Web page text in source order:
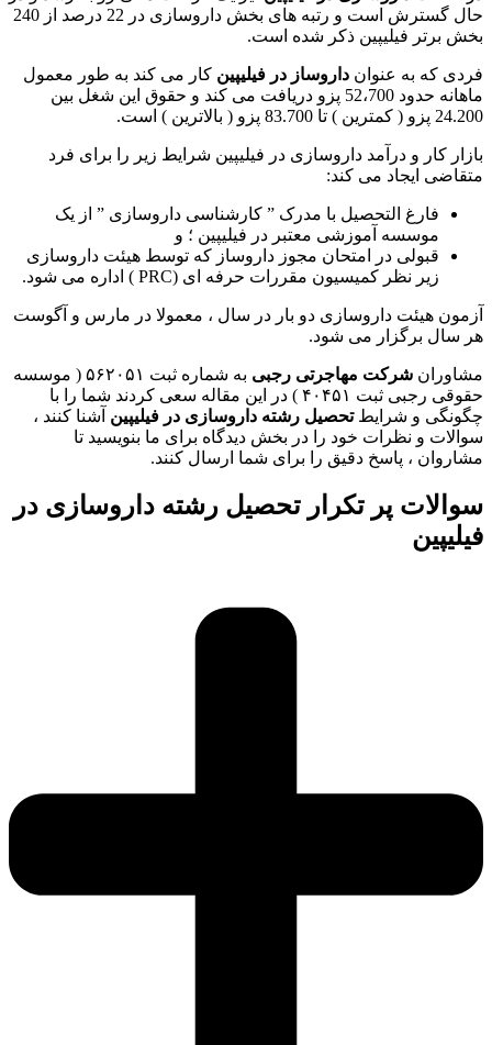
حال گسترش است و رتبه های بخش داروسازی در 22 درصد از 240
بخش برتر فیلیپین ذکر شده است.
فردی که به عنوان داروساز در فیلیپین کار می کند به طور معمول
ماهانه حدود 52،700 پزو دریافت می کند و حقوق این شغل بین
24.200 پزو ( کمترین ) تا 83.700 پزو ( بالاترین ) است.
بازار کار و درآمد داروسازی در فیلیپین شرایط زیر را برای فرد
متقاضی ایجاد می کند:
فارغ التحصیل با مدرک ” کارشناسی داروسازی ” از یک
موسسه آموزشی معتبر در فیلیپین ؛ و
قبولی در امتحان مجوز داروساز که توسط هیئت داروسازی
زیر نظر کمیسیون مقررات حرفه ای (PRC ) اداره می شود.
آزمون هیئت داروسازی دو بار در سال ، معمولا در مارس و آگوست
هر سال برگزار می شود.
مشاوران شرکت مهاجرتی رجبی
به شماره ثبت ۵۶۲۰۵۱ ( موسسه
حقوقی رجبی ثبت ۴۰۴۵۱ ) در این مقاله سعی کردند شما را با
چگونگی و شرایطتحصیل رشته داروسازی در فیلیپین آشنا کنند ،
سوالات و نظرات خود را در بخش دیدگاه برای ما بنویسید تا
مشاروان ، پاسخ دقیق را برای شما ارسال کنند.
سوالات پر تکرار تحصیل رشته داروسازی در
فیلیپین